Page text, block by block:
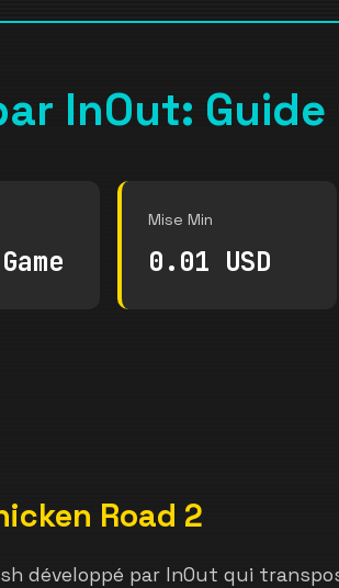
InOut:
Mise Min
0.01 USD
Road 2
développé par InOut qui